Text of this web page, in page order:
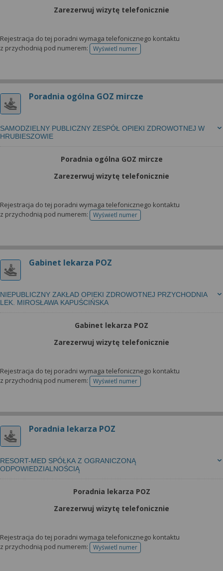
Zarezerwuj wizytę telefonicznie
Rejestracja do tej poradni wymaga telefonicznego kontaktu
z przychodnią pod numerem:
Wyświetl numertelefonu do rejestracji
Poradnia ogólna GOZ mircze
SAMODZIELNY PUBLICZNY ZESPÓŁ OPIEKI ZDROWOTNEJ W
HRUBIESZOWIE
Poradnia ogólna GOZ mircze
Zarezerwuj wizytę telefonicznie
Rejestracja do tej poradni wymaga telefonicznego kontaktu
z przychodnią pod numerem:
Wyświetl numertelefonu do rejestracji
Gabinet lekarza POZ
NIEPUBLICZNY ZAKŁAD OPIEKI ZDROWOTNEJ PRZYCHODNIA
LEK. MIROSŁAWA KAPUŚCIŃSKA
Gabinet lekarza POZ
Zarezerwuj wizytę telefonicznie
Rejestracja do tej poradni wymaga telefonicznego kontaktu
z przychodnią pod numerem:
Wyświetl numertelefonu do rejestracji
Poradnia lekarza POZ
RESORT-MED SPÓŁKA Z OGRANICZONĄ
ODPOWIEDZIALNOŚCIĄ
Poradnia lekarza POZ
Zarezerwuj wizytę telefonicznie
Rejestracja do tej poradni wymaga telefonicznego kontaktu
z przychodnią pod numerem:
Wyświetl numertelefonu do rejestracji